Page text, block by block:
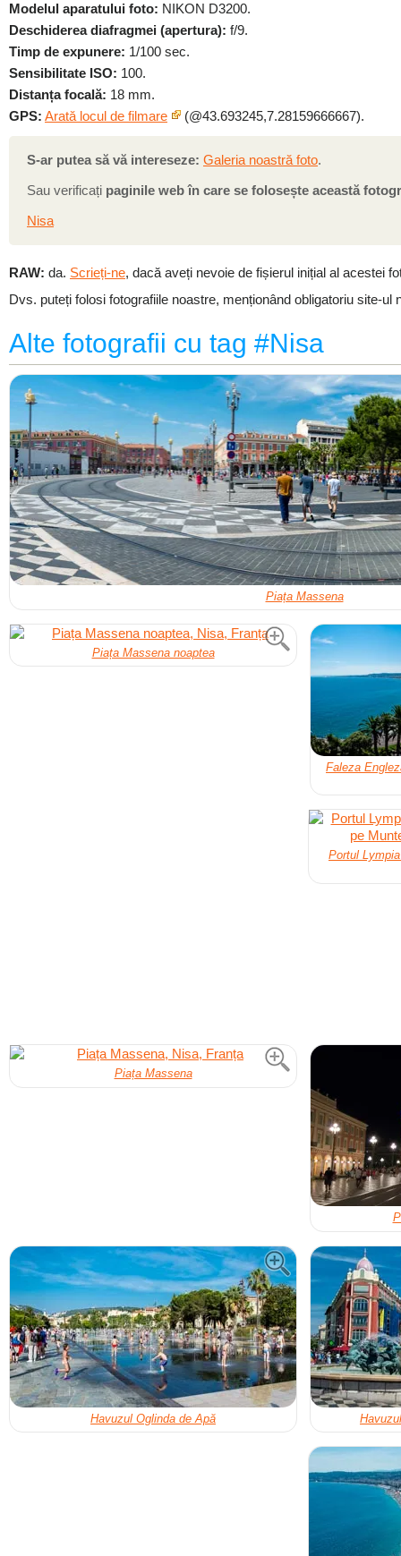
Modelul aparatului foto: NIKON D3200.
Deschiderea diafragmei (apertura): f/9.
Timp de expunere: 1/100 sec.
Sensibilitate ISO: 100.
Distanța focală: 18 mm.
GPS: Arată locul de filmare (@43.693245,7.28159666667).
S-ar putea să vă intereseze: Galeria noastră foto.
Sau verificați paginile web în care se folosește această
Nisa
RAW: da. Scrieți-ne, dacă aveți nevoie de fișierul inițial al acestei
Dvs. puteți folosi fotografiile noastre, menționând obligatoriu site-ul
Alte fotografii cu tag #Nisa
Piața Massena
Piața Massena noaptea
Faleza
Portul
Piața Massena
Havuzul Oglinda de Apă